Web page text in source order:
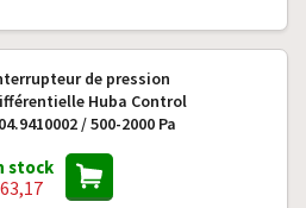
de pression
Huba Control
/ 500-2000 Pa
stock